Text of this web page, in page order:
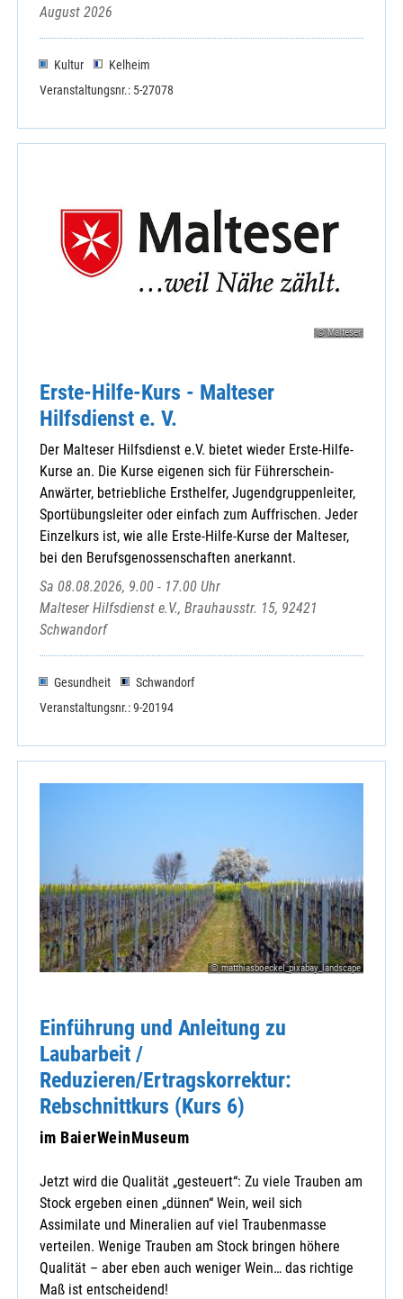
August 2026
Kultur
Kelheim
Veranstaltungsnr.: 5-27078
© Malteser
Erste-Hilfe-Kurs - Malteser
Hilfsdienst e. V.
Der Malteser Hilfsdienst e.V. bietet wieder Erste-Hilfe-
Kurse an. Die Kurse eigenen sich für Führerschein-
Anwärter, betriebliche Ersthelfer, Jugendgruppenleiter,
Sportübungsleiter oder einfach zum Auffrischen. Jeder
Einzelkurs ist, wie alle Erste-Hilfe-Kurse der Malteser,
bei den Berufsgenossenschaften anerkannt.
Sa 08.08.2026, 9.00 - 17.00 Uhr
Malteser Hilfsdienst e.V., Brauhausstr. 15, 92421
Schwandorf
Gesundheit
Schwandorf
Veranstaltungsnr.: 9-20194
© matthiasboeckel_pixabay_landscape
Einführung und Anleitung zu
Laubarbeit /
Reduzieren/Ertragskorrektur:
Rebschnittkurs (Kurs 6)
im BaierWeinMuseum
Jetzt wird die Qualität „gesteuert“: Zu viele Trauben am
Stock ergeben einen „dünnen“ Wein, weil sich
Assimilate und Mineralien auf viel Traubenmasse
verteilen. Wenige Trauben am Stock bringen höhere
Qualität – aber eben auch weniger Wein… das richtige
Maß ist entscheidend!